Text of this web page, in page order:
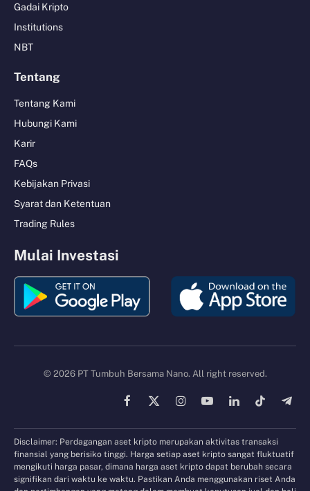
Gadai Kripto
Institutions
NBT
Tentang
Tentang Kami
Hubungi Kami
Karir
FAQs
Kebijakan Privasi
Syarat dan Ketentuan
Trading Rules
Mulai Investasi
© 2026 PT Tumbuh Bersama Nano. All right reserved.
Facebook
X
InstagramYouTubeLinkedInTikTok
Disclaimer: Perdagangan aset kripto merupakan aktivitas transaksi
finansial yang berisiko tinggi. Harga setiap aset kripto sangat fluktuatif
mengikuti harga pasar, dimana harga aset kripto dapat berubah secara
signifikan dari waktu ke waktu. Pastikan Anda menggunakan riset Anda